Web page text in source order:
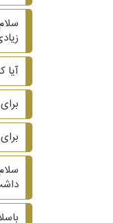
آیا